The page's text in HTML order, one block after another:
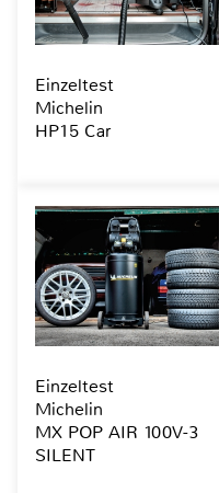
Einzeltest
Michelin
HP15 Car
Einzeltest
Michelin
MX POP AIR 100V-3
SILENT